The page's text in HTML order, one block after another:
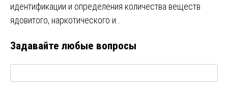
идентификации и определения количества веществ
ядовитого, наркотического и…
Задавайте любые вопросы